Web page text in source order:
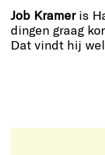
Job Krameris
dingen graag
Dat vindt hij